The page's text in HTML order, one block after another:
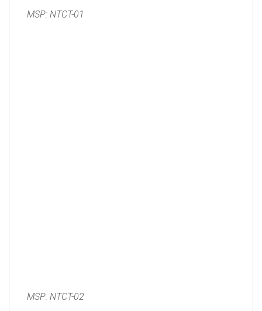
MSP: NTCT-01
MSP: NTCT-02